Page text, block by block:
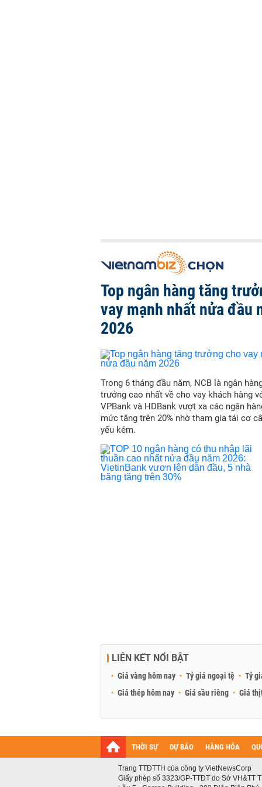
Top ngân hàng tăng
vay mạnh nhất nửa đầu
2026
Trong 6 tháng đầu năm, NCB là ngân
trưởng cao nhất về cho vay khách hàng
VPBank và HDBank vượt xa các ngân
mức tăng trên 20% nhờ tham gia tái cơ
yếu kém.
LIÊN KẾT NỔI BẬT
Giá vàng hôm nay Tỷ giá ngoại tệ
Tỷ
Giá thép hôm nay
Giá sầu riêng Giá
THỜI SỰ DỰ BÁO HÀNG HÓA
Trang TTĐTTH của công ty VietNewsCorp
Giấy phép số 3323/GP-TTĐT do Sở VH&TT